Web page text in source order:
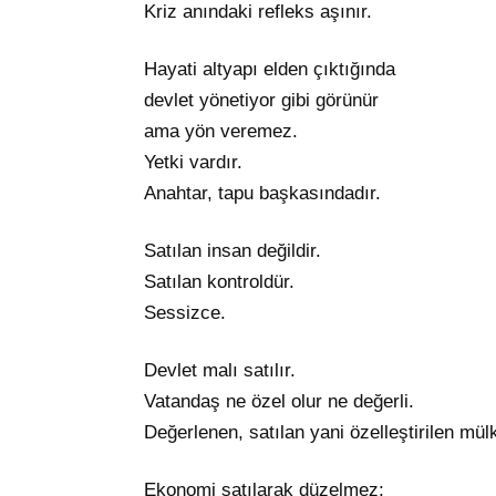
Kriz anındaki refleks aşınır.
Hayati altyapı elden çıktığında
devlet yönetiyor gibi görünür
ama yön veremez.
Yetki vardır.
Anahtar, tapu başkasındadır.
Satılan insan değildir.
Satılan kontroldür.
Sessizce.
Devlet malı satılır.
Vatandaş ne özel olur ne değerli.
Değerlenen, satılan yani özelleştirilen
Ekonomi satılarak düzelmez;